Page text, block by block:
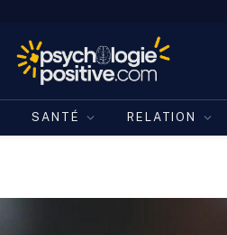
SANTÉ RELATION